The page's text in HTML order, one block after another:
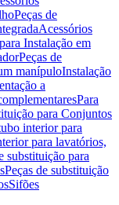
Peças de
Acessórios
Instalação em
Peças de
manípuloInstalação
a
Para
para Conjuntos
interior para
para lavatórios,
substituição para
Peças de substituição
Sifões